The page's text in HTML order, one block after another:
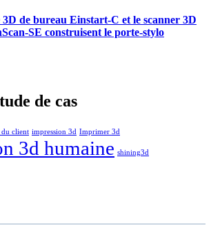
de bureau Einstart-C et le scanner 3D
SE construisent le porte-stylo
de cas
du client impression 3d Imprimer 3d
3d humaine shining3d